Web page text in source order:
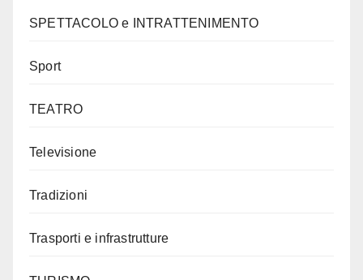
SPETTACOLO e INTRATTENIMENTO
Sport
TEATRO
Televisione
Tradizioni
Trasporti e infrastrutture